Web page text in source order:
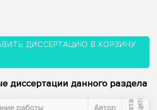
ДИССЕРТАЦИЮ В КОРЗИНУ
диссертации данного раздела